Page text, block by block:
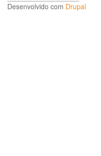
Desenvolvido com Drupal